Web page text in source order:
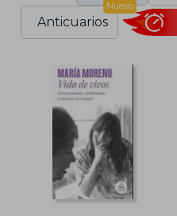
Anticuarios
Nuevo